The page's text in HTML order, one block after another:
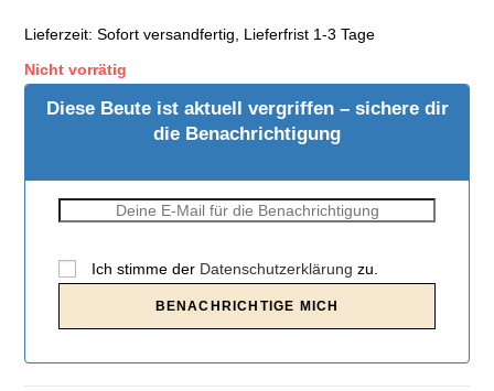
Lieferzeit:Sofort versandfertig, Lieferfrist 1-3 Tage
Nicht vorrätig
Diese Beute ist aktuell vergriffen – sichere dir
die Benachrichtigung
Ich stimme der Datenschutzerklärung zu.